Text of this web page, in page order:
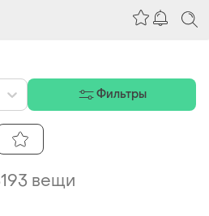
вещи
Фильтры